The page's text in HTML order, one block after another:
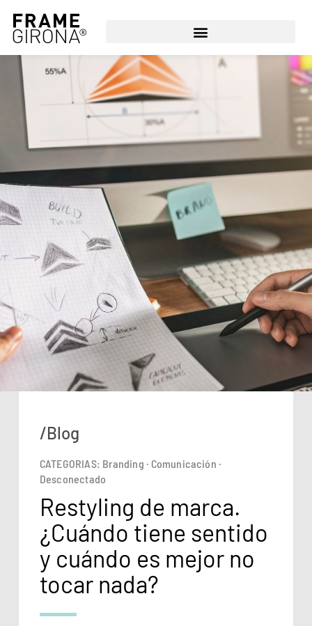
/Blog
CATEGORIAS: Branding · Comunicación ·
Desconectado
Restyling de marca.
¿Cuándo tiene sentido
y cuándo es mejor no
tocar nada?